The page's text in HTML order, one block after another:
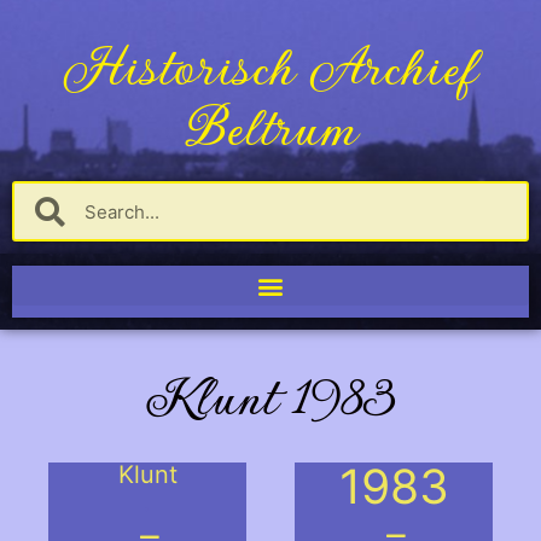
Historisch Archief
Beltrum
Klunt 1983
Klunt
1983